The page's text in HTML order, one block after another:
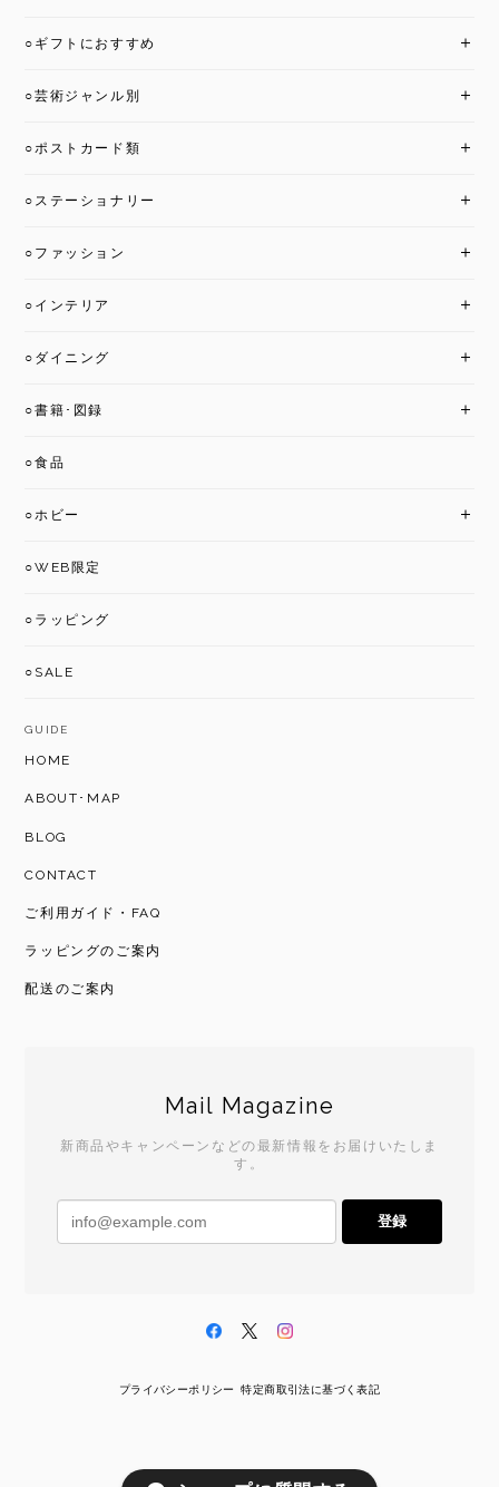
○ギフトにおすすめ
○芸術ジャンル別
○ポストカード類
○ステーショナリー
○ファッション
○インテリア
○ダイニング
○書籍･図録
○食品
○ホビー
○WEB限定
○ラッピング
○SALE
GUIDE
HOME
ABOUT･MAP
BLOG
CONTACT
ご利用ガイド・FAQ
ラッピングのご案内
配送のご案内
Mail Magazine
新商品やキャンペーンなどの最新情報をお届けいたしま
す。
登録
プライバシーポリシー 特定商取引法に基づく表記